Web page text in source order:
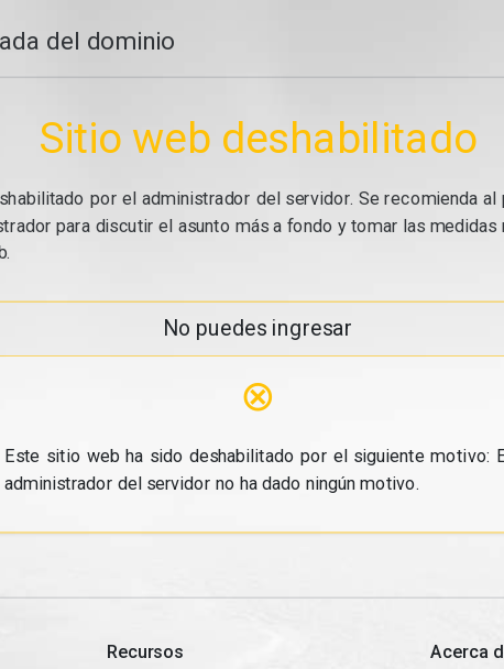
del dominio
Sitio web deshabilitado
por el administrador del servidor. Se recomienda
para discutir el asunto más a fondo y tomar las medidas
No puedes ingresar
⊗
Este sitio web ha sido deshabilitado por el siguiente motivo:
administrador del servidor no ha dado ningún motivo.
Recursos Acerca